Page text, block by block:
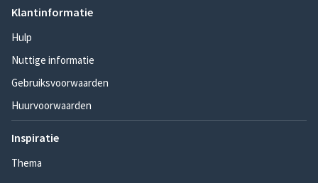
Klantinformatie
Hulp
Nuttige informatie
Gebruiksvoorwaarden
Huurvoorwaarden
Inspiratie
Thema